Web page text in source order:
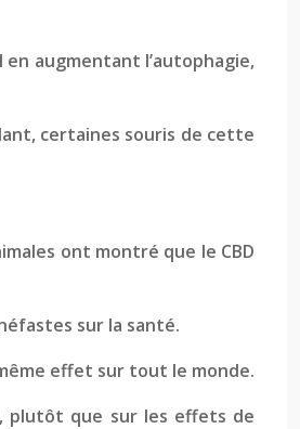
augmentant l’autophagie,
certaines souris de cette
ont montré que le CBD
sur la santé.
effet sur tout le monde.
plutôt que sur les effets de